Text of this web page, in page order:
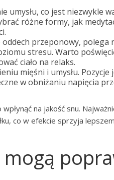
umysłu, co jest niezwykle
różne formy, jak
przeponowy, polega
stresu. Warto
ciało na relaks.
mięśni i umysłu. Pozycje
w obniżaniu napięcia
na jakość snu.
co w efekcie sprzyja
mogą